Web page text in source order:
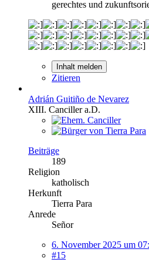
gerechtes und
Inhalt melden
Zitieren
Adrián Guitiño de Nevarez
XIII. Canciller a.D.
Beiträge
189
Religion
katholisch
Herkunft
Tierra Para
Anrede
Señor
6. November 2025 um
#15